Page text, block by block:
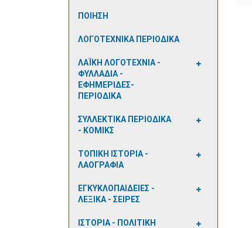
ΠΟΙΗΣΗ
ΛΟΓΟΤΕΧΝΙΚΑ ΠΕΡΙΟΔΙΚΑ
ΛΑΪΚΗ ΛΟΓΟΤΕΧΝΙΑ -
ΦΥΛΛΑΔΙΑ -
ΕΦΗΜΕΡΙΔΕΣ-
ΠΕΡΙΟΔΙΚΑ
ΣΥΛΛΕΚΤΙΚΑ ΠΕΡΙΟΔΙΚΑ
- ΚΟΜΙΚΣ
ΤΟΠΙΚΗ ΙΣΤΟΡΙΑ -
ΛΑΟΓΡΑΦΙΑ
ΕΓΚΥΚΛΟΠΑΙΔΕΙΕΣ -
ΛΕΞΙΚΑ - ΣΕΙΡΕΣ
ΙΣΤΟΡΙΑ - ΠΟΛΙΤΙΚΗ